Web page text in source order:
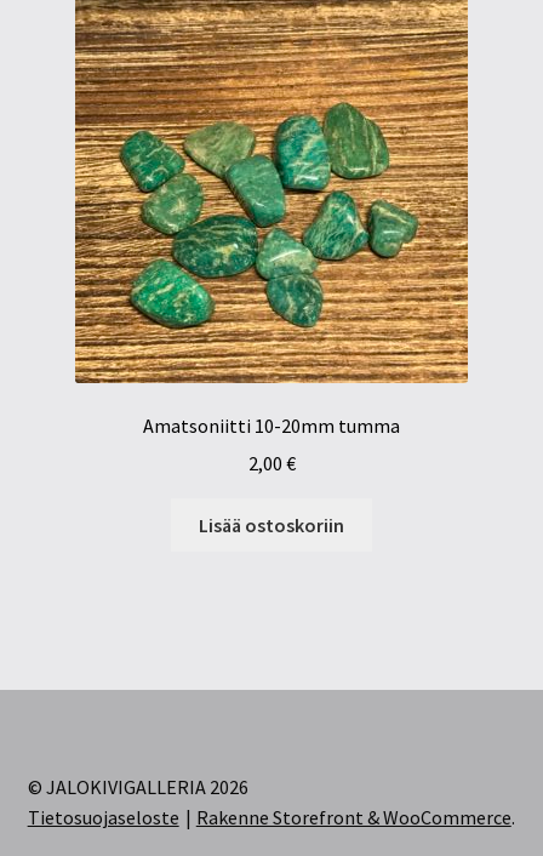
Amatsoniitti 10-20mm tumma
2,00 €
Lisää ostoskoriin
© JALOKIVIGALLERIA 2026
Tietosuojaseloste
Rakenne Storefront & WooCommerce.